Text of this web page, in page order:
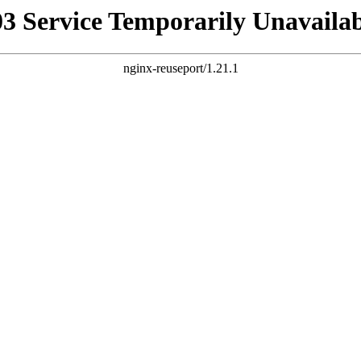
Service Temporarily
nginx-reuseport/1.21.1